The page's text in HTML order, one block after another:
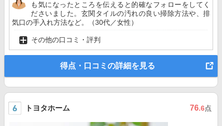
も気になったところを伝えると的確なフォローをしてく
ださいました。玄関タイルの汚れの良い掃除方法や、排
気口の手入れ方法など。（30代／女性）
その他の口コミ・評判
得点・口コミの詳細を見る
トヨタホーム 76.6点